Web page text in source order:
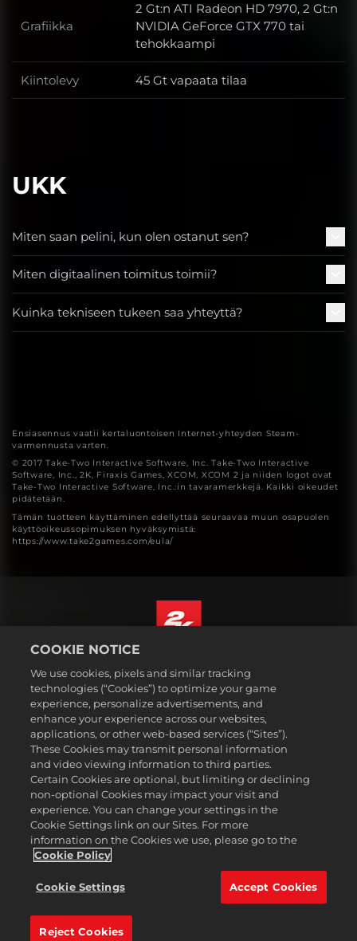
Grafiikka Grafiikka
2 Gt:n ATI Radeon HD 7970, 2 Gt:n
NVIDIA GeForce GTX 770 tai
tehokkaampi
Kiintolevy Kiintolevy
45 Gt vapaata tilaa
UKK
Miten saan pelini, kun olen ostanut sen?
Miten digitaalinen toimitus toimii?
Kuinka tekniseen tukeen saa yhteyttä?
Ensiasennus vaatii kertaluontoisen Internet-yhteyden Steam-
varmennusta varten.
© 2017 Take-Two Interactive Software, Inc. Take-Two Interactive
Software, Inc., 2K, Firaxis Games, XCOM, XCOM 2 ja niiden logot ovat
Take-Two Interactive Software, Inc.:in tavaramerkkejä. Kaikki oikeudet
pidätetään.
Tämän tuotteen käyttäminen edellyttää seuraavaa muun osapuolen
käyttöoikeussopimuksen hyväksymistä:
https://www.take2games.com/eula/
Lakitiedot
Tietosuojakäytäntö
Evästekäytäntö
Tuki
Älkää myykö tai jakako henkilötietojani
Order Lookup & Refunds
2K Ad Partners
©2016-2026 Take-Two Interactive Software Inc. 2K, Firaxis Games,
Civilization, and their respective logos are trademarks of Take-Two
Interactive Software, Inc. All rights reserved.
Kaikki tällä sivustolla mainitut tavaramerkit ovat omistajiensa
Suomi
COOKIE NOTICE
We use cookies, pixels and similar tracking
technologies (“Cookies”) to optimize your game
experience, personalize advertisements, and
enhance your experience across our websites,
applications, or other web-based services (“Sites”).
These Cookies may transmit personal information
and video viewing information to third parties.
Certain Cookies are optional, but limiting or declining
non-optional Cookies may impact your visit and
experience. You can change your settings in the
Cookie Settings link on our Sites. For more
information on the Cookies we use, please go to the
Cookie Policy
Cookie Settings Accept Cookies
Reject Cookies